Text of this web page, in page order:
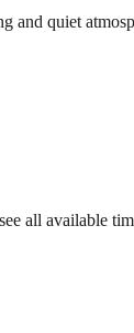
and quiet
available